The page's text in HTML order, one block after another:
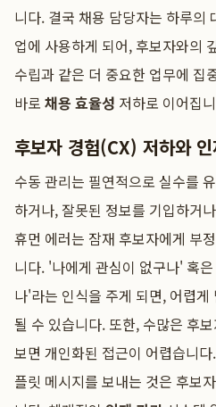
니다. 결국 채용 담당자는 하루의
업에 사용하게 되어, 후보자와의
수립과 같은 더 중요한 업무에 집
바로 채용 효율성 저하로 이어집
후보자 경험(CX) 저하와
수동 관리는 필연적으로 실수를
하거나, 잘못된 정보를 기입하거
휴먼 에러는 잠재 후보자에게 부
니다. '나에게 관심이 없구나' 혹
나'라는 인식을 주게 되면, 어렵
될 수 있습니다. 또한, 수많은 후
보면 개인화된 접근이 어렵습니
플릿 메시지를 보내는 것은 후보